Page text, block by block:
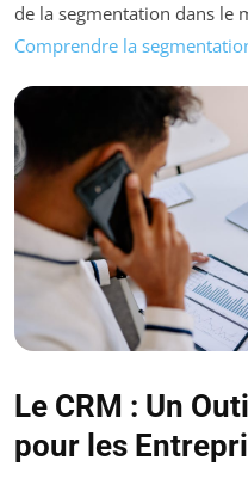
de la segmentation dans le
Comprendre la
Le CRM : Un
pour les